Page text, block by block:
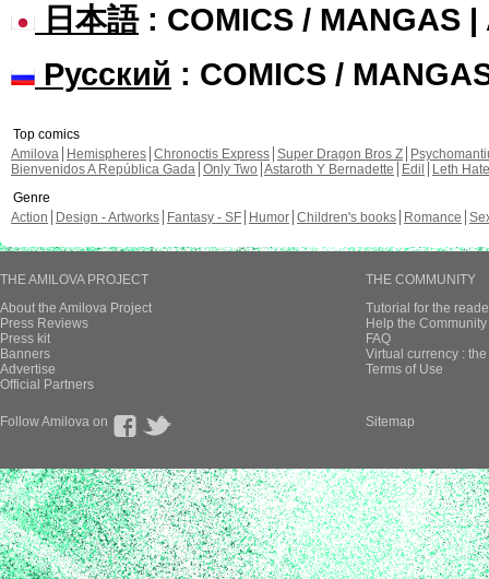
日本語: COMICS / MANGAS |
Русский : COMICS /
Top comics
Amilova
Hemispheres Chronoctis Express Super Dragon Bros Z
Bienvenidos A República Gada Only Two Astaroth Y Bernadette Edil
Leth Hate
Genre
Action
Design - Artworks Fantasy - SF Humor Children's books Romance
THE AMILOVA PROJECT
About the Amilova Project
Press Reviews
Press kit
Banners
Advertise
Official Partners
THE COMMUNITY
Tutorial for the
Help the
FAQ
Virtual currency :
Terms of Use
Follow Amilova on Sitemap